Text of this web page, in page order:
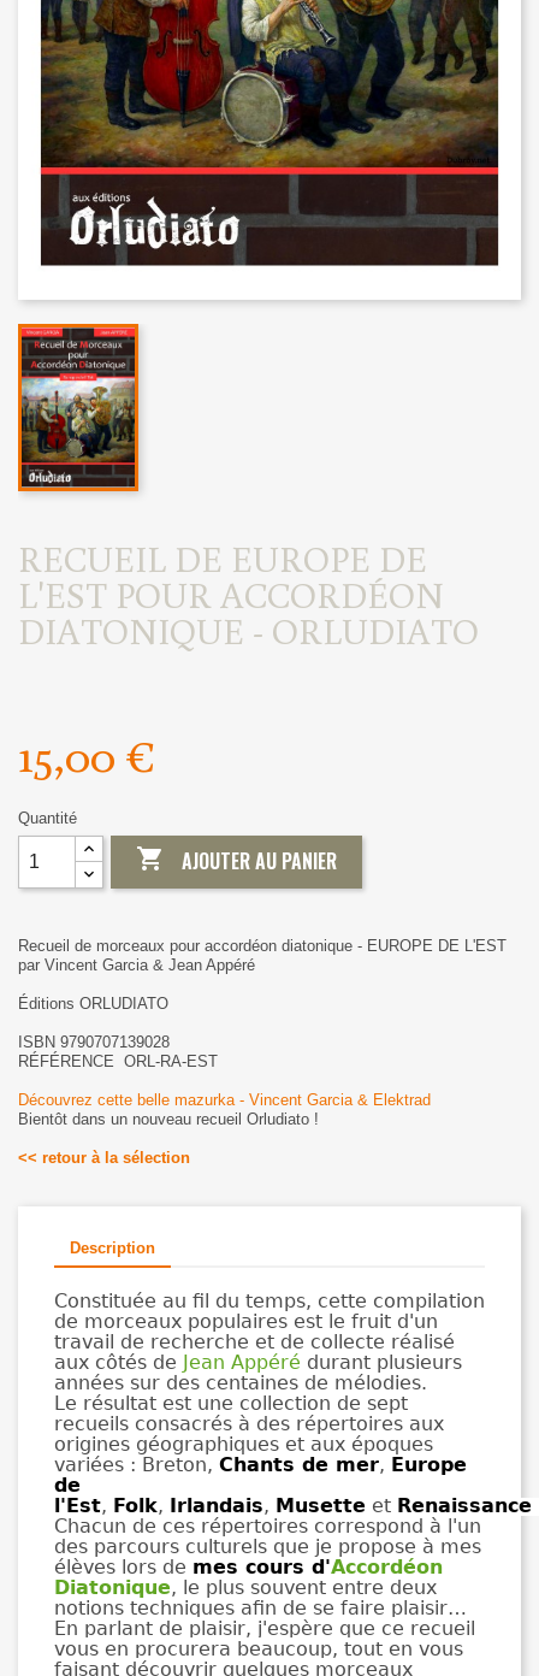
RECUEIL DE EUROPE DE
L'EST POUR ACCORDÉON
DIATONIQUE - ORLUDIATO
15,00 €
Quantité
 AJOUTER AU PANIER
Recueil de morceaux pour accordéon diatonique - EUROPE DE L'EST
par Vincent Garcia & Jean Appéré
Éditions ORLUDIATO
ISBN 9790707139028
RÉFÉRENCE ORL-RA-EST
Découvrez cette belle mazurka - Vincent Garcia & Elektrad
Bientôt dans un nouveau recueil Orludiato !
<< retour à la sélection
Description
Constituée au fil du temps, cette compilation
de morceaux populaires est le fruit d'un
travail de recherche et de collecte réalisé
aux côtés de Jean Appéré durant plusieurs
années sur des centaines de mélodies.
Le résultat est une collection de sept
recueils consacrés à des répertoires aux
origines géographiques et aux époques
variées : Breton, Chants de mer, Europe
de
l'Est, Folk, Irlandais, Musette et Renaissance
Chacun de ces répertoires correspond à l'un
des parcours culturels que je propose à mes
élèves lors de mes cours d'Accordéon
Diatonique, le plus souvent entre deux
notions techniques afin de se faire plaisir…
En parlant de plaisir, j'espère que ce recueil
vous en procurera beaucoup, tout en vous
faisant découvrir quelques morceaux